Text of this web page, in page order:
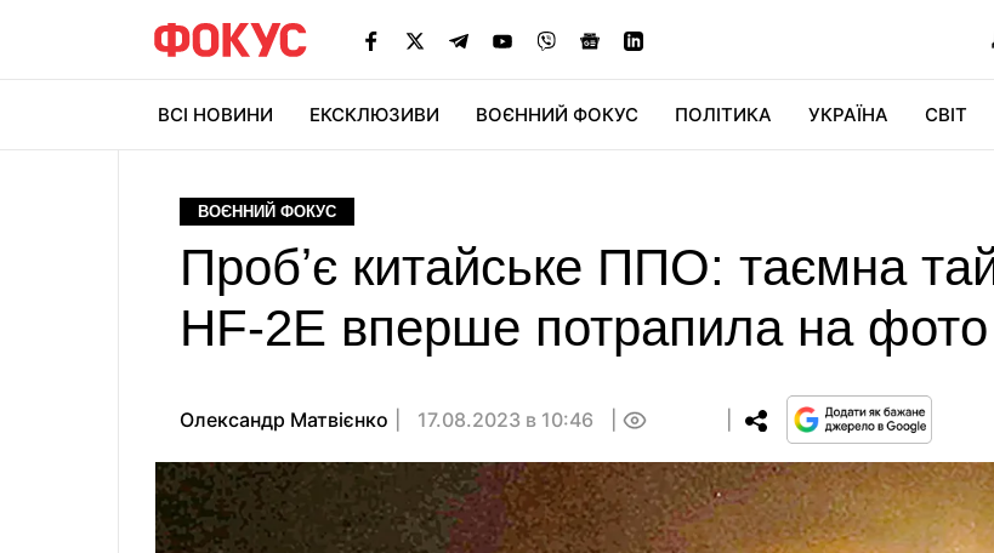
ВСІ НОВИНИ ЕКСКЛЮЗИВИ ВОЄННИЙ ФОКУС ПОЛІТИКА УКРАЇНА СВІТ
ВОЄННИЙ ФОКУС
Пробʼє китайське ППО: таємна
HF-2E вперше потрапила на фото
Олександр Матвієнко 17.08.2023 в 10:46